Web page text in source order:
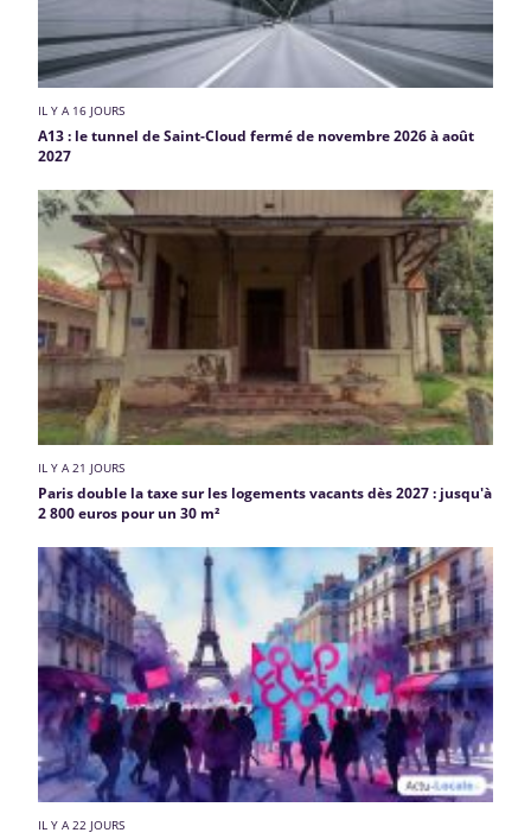
IL Y A 16 JOURS
A13 : le tunnel de Saint-Cloud fermé de novembre 2026 à août
2027
IL Y A 21 JOURS
Paris double la taxe sur les logements vacants dès 2027 : jusqu'à
2 800 euros pour un 30 m²
IL Y A 22 JOURS